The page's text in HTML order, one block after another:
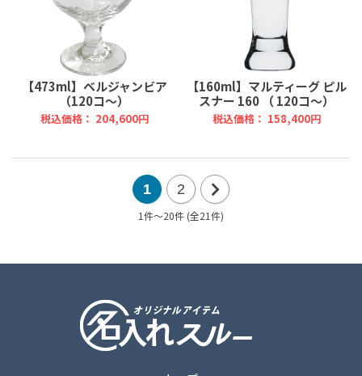
【473ml】ベルジャンビア
（120コ～）
税込価格： 204,600円
【160ml】マルティーグ ピル
スナー 160 （ 120コ～）
税込価格： 158,400円
1
2
次
1件～20件 (全21件)